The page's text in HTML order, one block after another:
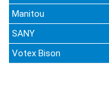
Manitou
SANY
Votex Bison